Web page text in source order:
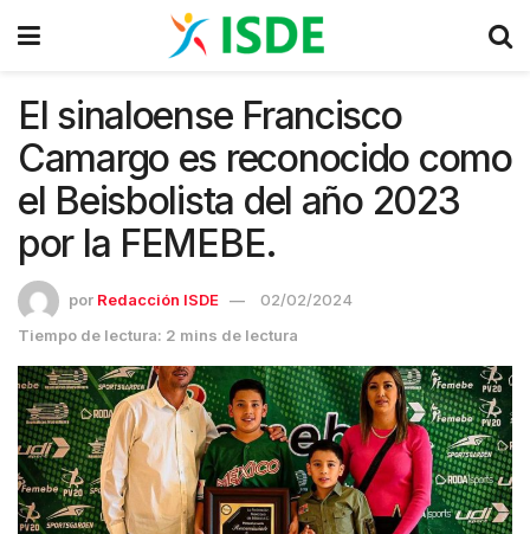
El sinaloense Francisco
Camargo es reconocido como
el Beisbolista del año 2023
por la FEMEBE.
por Redacción ISDE
02/02/2024
Tiempo de lectura: 2 mins de lectura